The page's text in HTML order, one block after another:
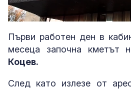
Unmute Loaded:
40.11%
Първи работен ден в
месеца започна кметът
Коцев.
След като излезе от